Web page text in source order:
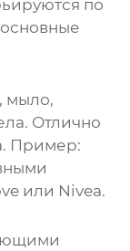
по
мыло,
Отлично
Пример:
или Nivea.